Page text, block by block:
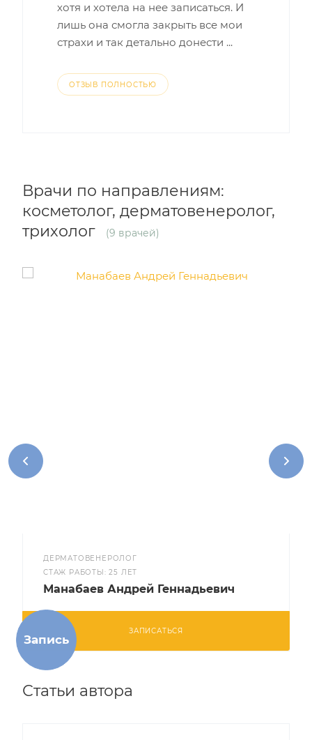
хотя и хотела на нее записаться. И
лишь она смогла закрыть все мои
страхи и так детально донести ...
ОТЗЫВ ПОЛНОСТЬЮ
Врачи по направлениям:
косметолог, дерматовенеролог,
трихолог
(9 врачей)
ДЕРМАТОВЕНЕРОЛОГ
CТАЖ РАБОТЫ: 25 ЛЕТ
Манабаев Андрей Геннадьевич
ЗАПИСАТЬСЯ
Статьи автора
Запись